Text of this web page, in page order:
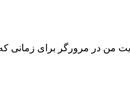
من در مرورگر برای زمانی